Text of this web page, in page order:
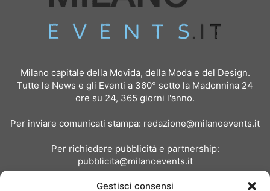
Gestisci consensi
Milano capitale della Movida, della Moda e del Design.
Tutte le News e gli Eventi a 360° sotto la Madonnina 24
ore su 24, 365 giorni l'anno.
Per inviare comunicati stampa: redazione@milanoevents.it
Per richiedere pubblicità e partnership:
pubblicita@milanoevents.it